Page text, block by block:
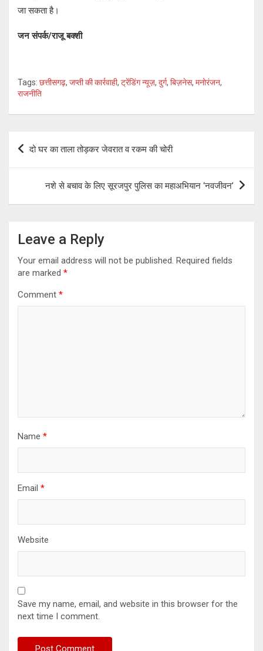
जा सकता है।
जन संपर्क/राजू बक्शी
Tags: छत्तीसगढ़, जप्ती की कार्रवाही, ट्रेंडिंग न्यूज़, दुर्ग, बिज़नेस, मनोरंजन,
राजनीति
Post
दो घर का ताला तोड़कर जेवरात व रकम की चोरी
नशे से बचाव के लिए सूरजपुर पुलिस का महाअभियान ‘नवजीवन’
Leave a Reply
Your email address will not be published. Required fields
are marked *
Comment *
Name *
Email *
Website
Save my name, email, and website in this browser for the
next time I comment.